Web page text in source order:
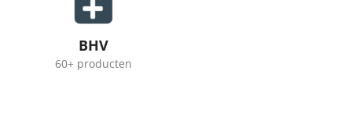
BHV
60+ producten